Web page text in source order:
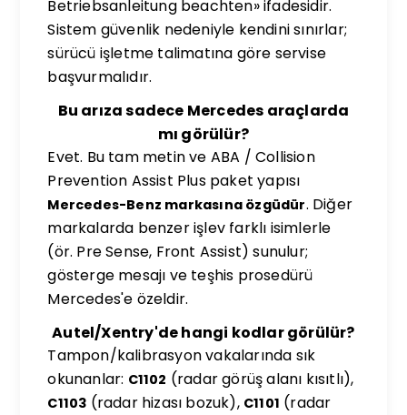
Betriebsanleitung beachten» ifadesidir.
Sistem güvenlik nedeniyle kendini sınırlar;
sürücü işletme talimatına göre servise
başvurmalıdır.
Bu arıza sadece Mercedes araçlarda
mı görülür?
Evet. Bu tam metin ve ABA / Collision
Prevention Assist Plus paket yapısı
Mercedes-Benz markasına özgüdür. Diğer
markalarda benzer işlev farklı isimlerle
(ör. Pre Sense, Front Assist) sunulur;
gösterge mesajı ve teşhis prosedürü
Mercedes'e özeldir.
Autel/Xentry'de hangi kodlar görülür?
Tampon/kalibrasyon vakalarında sık
okunanlar: C1102 (radar görüş alanı kısıtlı),
C1103 (radar hizası bozuk), C1101 (radar